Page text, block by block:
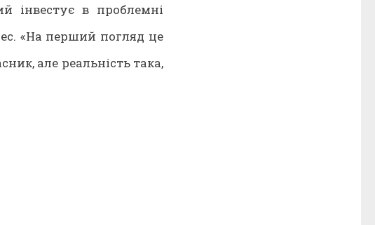
інвестує в проблемні
«На перший погляд це
але реальність така,